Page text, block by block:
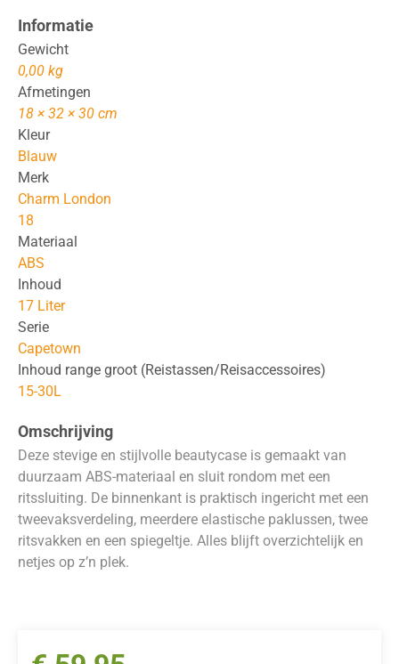
Informatie
Gewicht
0,00 kg
Afmetingen
18 × 32 × 30 cm
Kleur
Blauw
Merk
Charm London
18
Materiaal
ABS
Inhoud
17 Liter
Serie
Capetown
Inhoud range groot (Reistassen/Reisaccessoires)
15-30L
Omschrijving
Deze stevige en stijlvolle beautycase is gemaakt van
duurzaam ABS-materiaal en sluit rondom met een
ritssluiting. De binnenkant is praktisch ingericht met een
tweevaksverdeling, meerdere elastische paklussen, twee
ritsvakken en een spiegeltje. Alles blijft overzichtelijk en
netjes op z’n plek.